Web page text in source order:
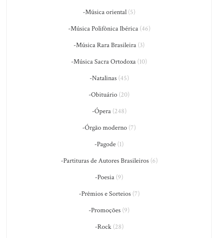
-Música oriental (5)
-Música Polifônica Ibérica(46)
-Música Rara Brasileira (3)
-Música Sacra Ortodoxa (10)
-Natalinas(45)
-Obituário (20)
-Ópera(248)
-Órgão moderno (7)
-Pagode (1)
-Partituras de Autores Brasileiros(6)
-Poesia (9)
-Prêmios e Sorteios(7)
-Promoções (9)
-Rock(28)